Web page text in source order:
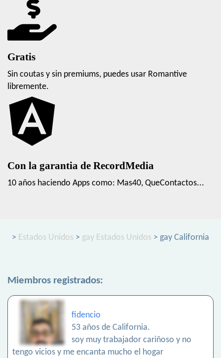
Gratis
Sin coutas y sin premiums, puedes usar Romantive
libremente.
Con la garantia de RecordMedia
10 años haciendo Apps como: Mas40, QueContactos...
> Estados Unidos > gay Estados Unidos > gay California
Miembros registrados:
fidencio
53 años de California.
soy muy trabajador cariñoso y no
tengo vicios y me encanta mucho el hogar